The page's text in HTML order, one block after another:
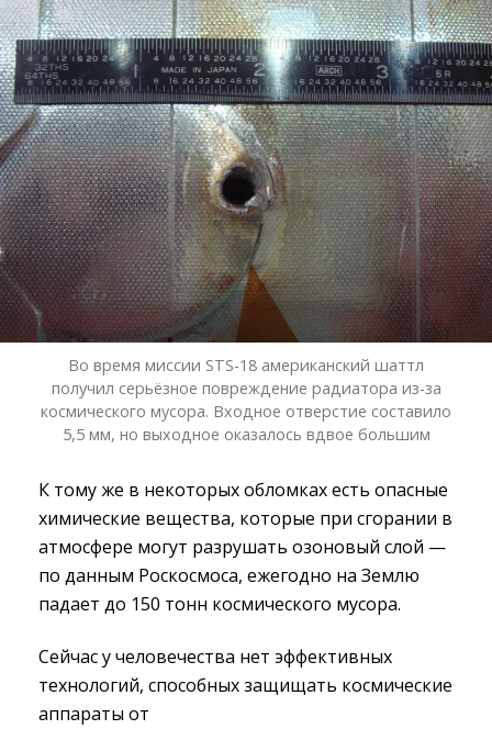
Во время миссии STS-18 американский шаттл
получил серьёзное повреждение радиатора из-за
космического мусора. Входное отверстие составило
5,5 мм, но выходное оказалось вдвое большим
К тому же в некоторых обломках есть опасные
химические вещества, которые при сгорании в
атмосфере могут разрушать озоновый слой —
по данным Роскосмоса, ежегодно на Землю
падает до 150 тонн космического мусора.
Сейчас у человечества нет эффективных
технологий, способных защищать космические
аппараты от